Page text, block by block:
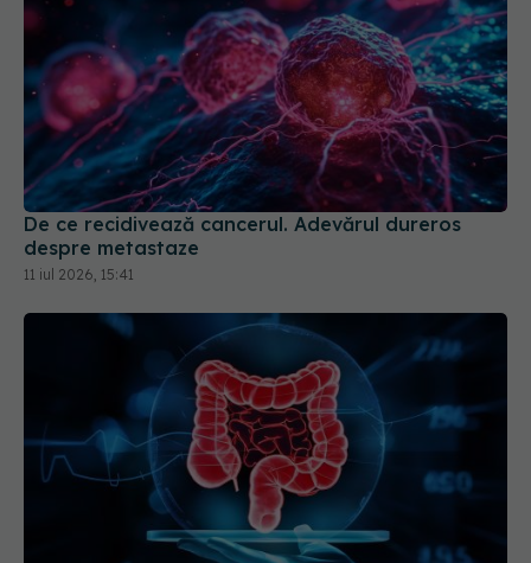
De ce recidivează cancerul. Adevărul dureros
despre metastaze
11 iul 2026, 15:41